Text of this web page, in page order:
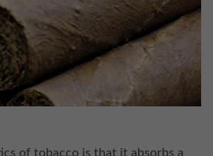
of tobacco is that it absorbs a